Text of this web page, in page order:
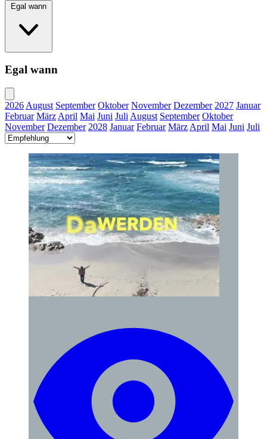
Egal wann
Egal wann
2026 August September Oktober November Dezember 2027 Januar
Februar März April Mai Juni Juli August September Oktober
November Dezember 2028 Januar Februar März April Mai Juni Juli